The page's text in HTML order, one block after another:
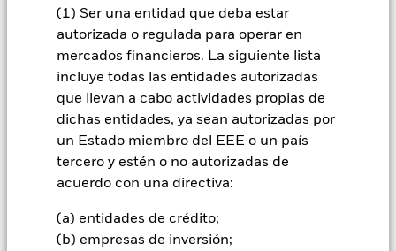
(1) Ser una entidad que deba estar
autorizada o regulada para operar en
mercados financieros. La siguiente lista
incluye todas las entidades autorizadas
que llevan a cabo actividades propias de
dichas entidades, ya sean autorizadas por
un Estado miembro del EEE o un país
tercero y estén o no autorizadas de
acuerdo con una directiva:
(a) entidades de crédito;
(b) empresas de inversión;
El objetivo de inversión del Fondo es igualar el rendimiento
del Índice Barclays Euro Aggregate Bond, el índice de
referencia del Fondo. El Fondo invertirá en una cartera de
realizable, estará compuesta de los valores que constituyen
el índice de referencia. Para construir la cartera, el Fondo
seleccionará de forma estratégica una muestra
representativa de los valores del índice de referencia. El
Índice Barclays Euro Aggregate Bond es un índice que
inclusión en el índice de referencia se basa en la divisa de la
sectores del índice de referencia son tesoro, corporativo,
relacionado con el gobierno y titularizado. En el momento de